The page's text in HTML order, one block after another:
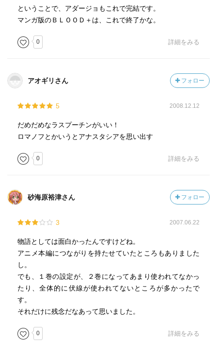
ということで、アダージョもこれで完結です。
マンガ版のＢＬＯＯＤ＋は、これで終了かな。
0 詳細をみる
アオギリさん フォロー
5 2008.12.12
だめだめなラスプーチンがいい！
ロマノフとかいうとアナスタシアを思い出す
0 詳細をみる
砂海原裕津さん フォロー
3 2007.06.22
物語としては面白かったんですけどね。
アニメ本編につながりを持たせていたところもありました
し。
でも、１巻の設定が、２巻になってあまり使われてなかっ
たり、全体的に伏線が使われてないところが多かったで
す。
それだけに残念だなあって思いました。
0 詳細をみる